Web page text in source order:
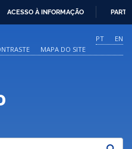
ACESSO À INFORMAÇÃO
PT
EN
MAPA DO SITE